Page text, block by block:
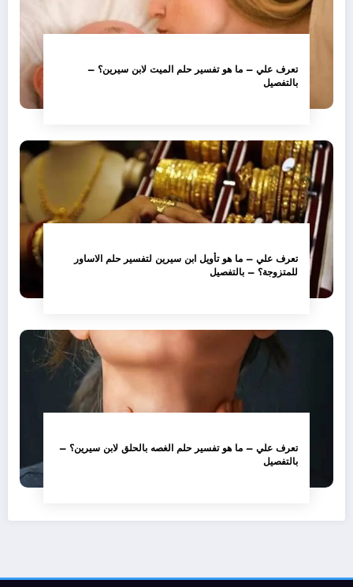
تعرف علي – ما هو تفسير حلم الميت لابن سيرين؟ –
بالتفصيل
تعرف علي – ما هو تأويل ابن سيرين لتفسير حلم الاساور
للمتزوجة؟ – بالتفصيل
تعرف علي – ما هو تفسير حلم الغصه بالحلق لابن سيرين؟ –
بالتفصيل